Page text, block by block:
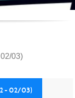
03)
- 02/03)